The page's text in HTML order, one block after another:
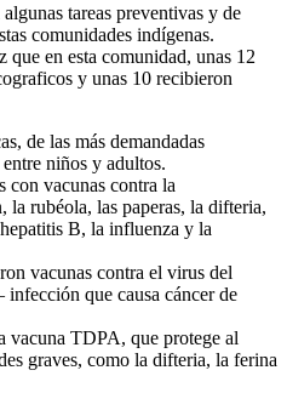
tareas preventivas y de
comunidades indígenas.
que en esta comunidad, unas 12
y unas 10 recibieron
de las más demandadas
niños y adultos.
con vacunas contra la
la rubéola, las paperas, la difteria,
B, la influenza y la
vacunas contra el virus del
que causa cáncer de
vacuna TDPA, que protege al
graves, como la difteria, la ferina